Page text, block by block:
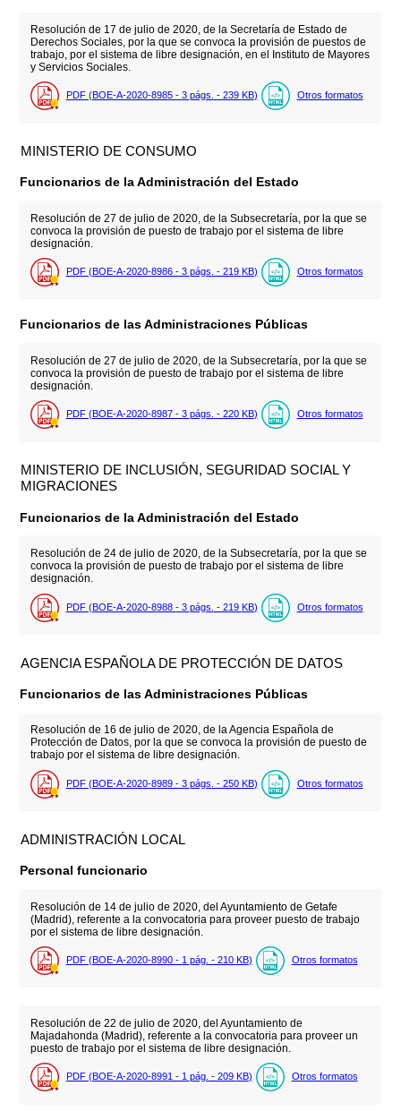
Resolución de 17 de julio de 2020, de la Secretaría de Estado de
Derechos Sociales, por la que se convoca la provisión de puestos de
trabajo, por el sistema de libre designación, en el Instituto de Mayores
y Servicios Sociales.
PDF (BOE-A-2020-8985 - 3 págs. - 239 KB) Otros formatos
MINISTERIO DE CONSUMO
Funcionarios de la Administración del Estado
Resolución de 27 de julio de 2020, de la Subsecretaría, por la que se
convoca la provisión de puesto de trabajo por el sistema de libre
designación.
PDF (BOE-A-2020-8986 - 3 págs. - 219 KB) Otros formatos
Funcionarios de las Administraciones Públicas
Resolución de 27 de julio de 2020, de la Subsecretaría, por la que se
convoca la provisión de puesto de trabajo por el sistema de libre
designación.
PDF (BOE-A-2020-8987 - 3 págs. - 220 KB) Otros formatos
MINISTERIO DE INCLUSIÓN, SEGURIDAD SOCIAL Y
MIGRACIONES
Funcionarios de la Administración del Estado
Resolución de 24 de julio de 2020, de la Subsecretaría, por la que se
convoca la provisión de puesto de trabajo por el sistema de libre
designación.
PDF (BOE-A-2020-8988 - 3 págs. - 219 KB) Otros formatos
AGENCIA ESPAÑOLA DE PROTECCIÓN DE DATOS
Funcionarios de las Administraciones Públicas
Resolución de 16 de julio de 2020, de la Agencia Española de
Protección de Datos, por la que se convoca la provisión de puesto de
trabajo por el sistema de libre designación.
PDF (BOE-A-2020-8989 - 3 págs. - 250 KB) Otros formatos
ADMINISTRACIÓN LOCAL
Personal funcionario
Resolución de 14 de julio de 2020, del Ayuntamiento de Getafe
(Madrid), referente a la convocatoria para proveer puesto de trabajo
por el sistema de libre designación.
PDF (BOE-A-2020-8990 - 1 pág. - 210 KB) Otros formatos
Resolución de 22 de julio de 2020, del Ayuntamiento de
Majadahonda (Madrid), referente a la convocatoria para proveer un
puesto de trabajo por el sistema de libre designación.
PDF (BOE-A-2020-8991 - 1 pág. - 209 KB) Otros formatos